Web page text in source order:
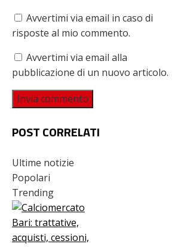
Avvertimi via email in caso di
risposte al mio commento.
Avvertimi via email alla
pubblicazione di un nuovo articolo.
POST CORRELATI
Ultime notizie
Popolari
Trending